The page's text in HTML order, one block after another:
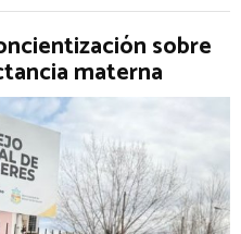
sobre
materna